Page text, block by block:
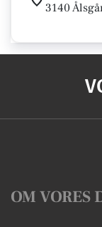
3140
OM VORES